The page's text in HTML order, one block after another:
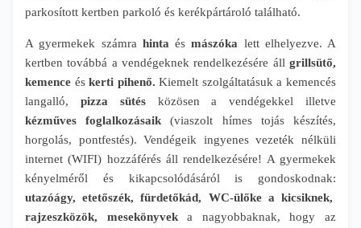
parkosított kertben parkoló és kerékpártároló található.
A gyermekek számra hinta ésmászóka lett elhelyezve. A
kertben továbbá a vendégeknek rendelkezésére áll grillsütő,
kemence éskerti pihenő. Kiemelt szolgáltatásuk a kemencés
langalló, pizza sütésközösen a vendégekkel illetve
kézműves foglalkozásaik (viaszolt hímes tojás készítés,
horgolás, pontfestés). Vendégeik ingyenes vezeték nélküli
internet (WIFI) hozzáférés áll rendelkezésére! A gyermekek
kényelméről és kikapcsolódásáról is gondoskodnak:
utazóágy, etetőszék, fürdetőkád, WC-ülőke a kicsiknek,
rajzeszközök, mesekönyveka nagyobbaknak, hogy az